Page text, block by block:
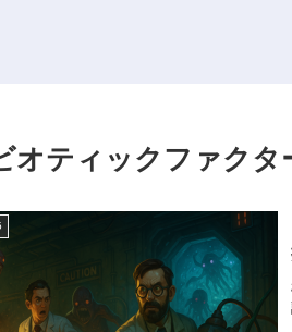
オティックファクタ